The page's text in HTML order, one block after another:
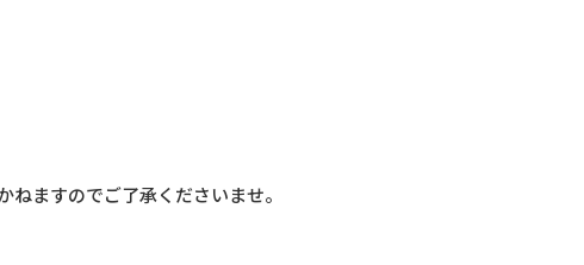
ますのでご了承くださいませ。